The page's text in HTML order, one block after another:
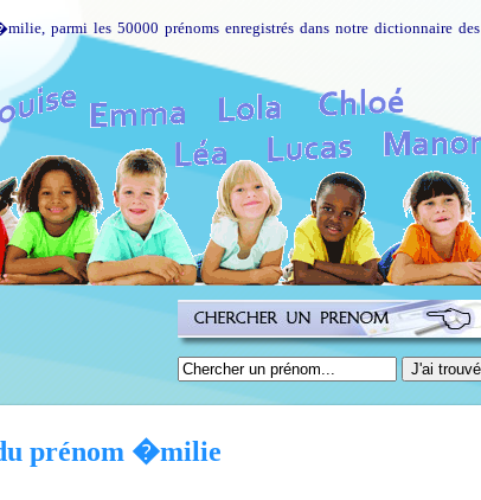
parmi les 50000 prénoms enregistrés dans notre dictionnaire des
prénom �milie